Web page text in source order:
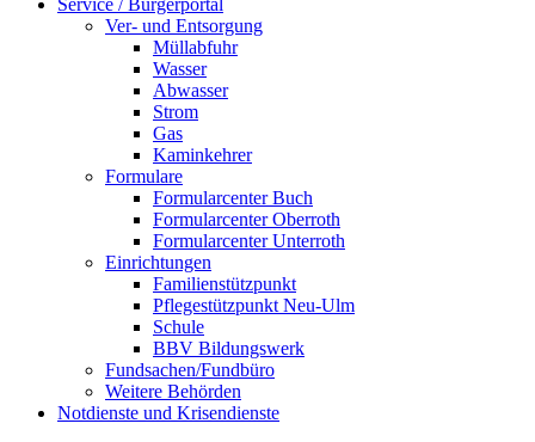
Service / Bürgerportal
Ver- und Entsorgung
Müllabfuhr
Wasser
Abwasser
Strom
Gas
Kaminkehrer
Formulare
Formularcenter Buch
Formularcenter Oberroth
Formularcenter Unterroth
Einrichtungen
Familienstützpunkt
Pflegestützpunkt Neu-Ulm
Schule
BBV Bildungswerk
Fundsachen/Fundbüro
Weitere Behörden
Notdienste und Krisendienste